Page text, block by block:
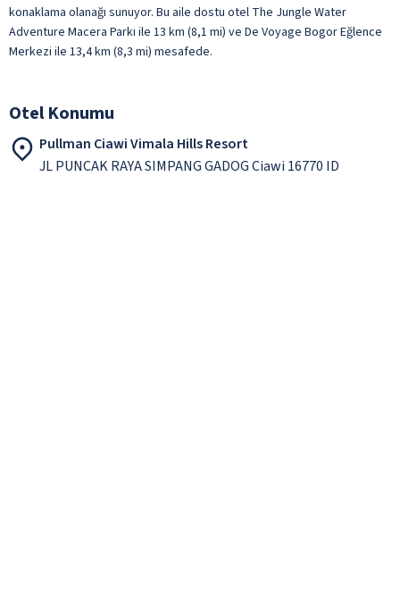
konaklama olanağı sunuyor. Bu aile dostu otel The Jungle Water
Adventure Macera Parkı ile 13 km (8,1 mi) ve De Voyage Bogor Eğlence
Merkezi ile 13,4 km (8,3 mi) mesafede.
Otel Konumu
Pullman Ciawi Vimala Hills Resort
JL PUNCAK RAYA SIMPANG GADOG Ciawi 16770 ID